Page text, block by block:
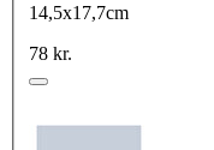
14,5x17,7cm
78 kr.